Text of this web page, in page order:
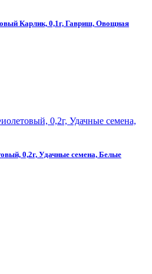
Карлик, 0,1г, Гавриш, Овощная
0,2г, Удачные семена, Белые